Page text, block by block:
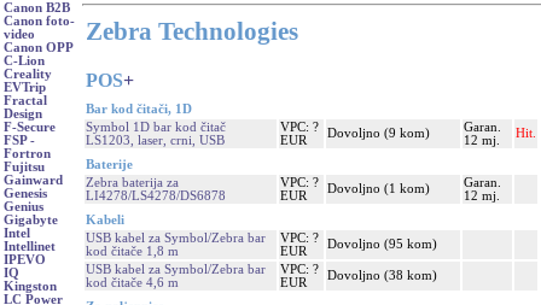
Canon B2B
Canon foto-
video
Canon OPP
C-Lion
Creality
EVTrip
Fractal
Design
F-Secure
FSP -
Fortron
Fujitsu
Gainward
Genesis
Genius
Gigabyte
Intel
Intellinet
IPEVO
IQ
Kingston
LC Power
Zebra Technologies
POS+
Bar kod čitači, 1D
Symbol 1D bar kod čitač
LS1203, laser, crni, USB
VPC: ?
EUR
Dovoljno (9 kom)
Garan.
12 mj.
Hit.
Baterije
Zebra baterija za
LI4278/LS4278/DS6878
VPC: ?
EUR
Dovoljno (1 kom)
Garan.
12 mj.
Kabeli
USB kabel za Symbol/Zebra bar
kod čitače 1,8 m
VPC: ?
EUR
Dovoljno (95 kom)
USB kabel za Symbol/Zebra bar
kod čitače 4,6 m
VPC: ?
EUR
Dovoljno (38 kom)